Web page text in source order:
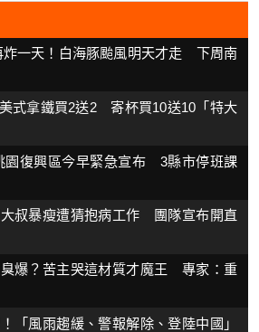
炸一天！白海豚颱風明天才走 下周南
式拿鐵買2送2 寄杯買10送10「特大
園復興區今早緊急宣布 3縣市停班課
叔暴瘦遭猜抱病工作 團隊宣布開直
爆？苦主哭這材質才魔王 專家：重
「風雨趨緩、警報解除、登陸中國」